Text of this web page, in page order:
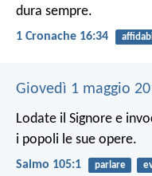
dura sempre.
1 Cronache 16:34
Giovedì 1 maggio
Lodate il Signore e
i popoli le sue opere.
Salmo 105:1 parlare